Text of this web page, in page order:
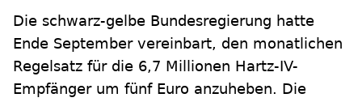
Die schwarz-gelbe Bundesregierung hatte
Ende September vereinbart, den monatlichen
Regelsatz für die 6,7 Millionen Hartz-IV-
Empfänger um fünf Euro anzuheben. Die